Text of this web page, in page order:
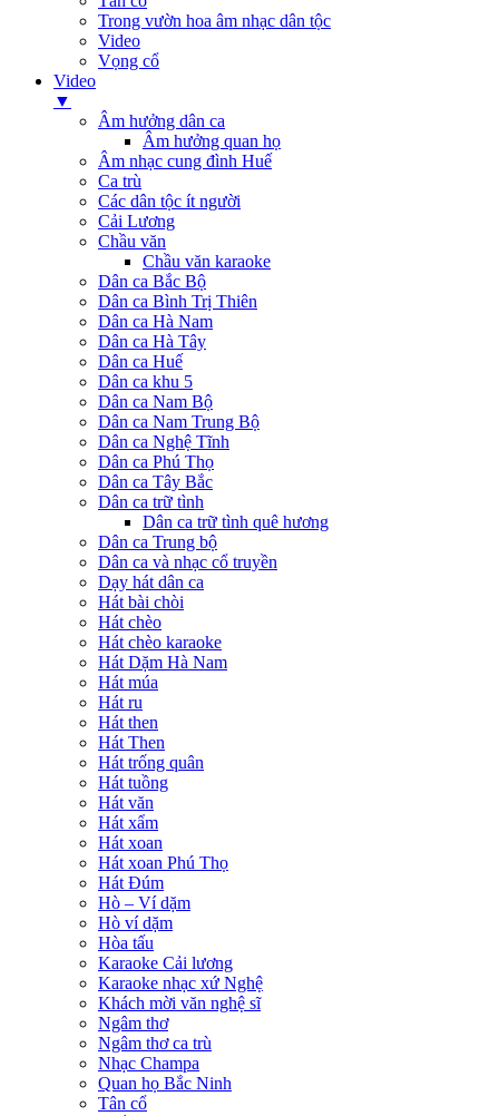
Trong vườn hoa âm nhạc dân tộc
Video
Vọng cổ
Video
▼
Âm hưởng dân ca
Âm hưởng quan họ
Âm nhạc cung đình Huế
Ca trù
Các dân tộc ít người
Cải Lương
Chầu văn
Chầu văn karaoke
Dân ca Bắc Bộ
Dân ca Bình Trị Thiên
Dân ca Hà Nam
Dân ca Hà Tây
Dân ca Huế
Dân ca khu 5
Dân ca Nam Bộ
Dân ca Nam Trung Bộ
Dân ca Nghệ Tĩnh
Dân ca Phú Thọ
Dân ca Tây Bắc
Dân ca trữ tình
Dân ca trữ tình quê hương
Dân ca Trung bộ
Dân ca và nhạc cổ truyền
Dạy hát dân ca
Hát bài chòi
Hát chèo
Hát chèo karaoke
Hát Dặm Hà Nam
Hát múa
Hát ru
Hát then
Hát Then
Hát trống quân
Hát tuồng
Hát văn
Hát xẩm
Hát xoan
Hát xoan Phú Thọ
Hát Đúm
Hò – Ví dặm
Hò ví dặm
Hòa tấu
Karaoke Cải lương
Karaoke nhạc xứ Nghệ
Khách mời văn nghệ sĩ
Ngâm thơ
Ngâm thơ ca trù
Nhạc Champa
Quan họ Bắc Ninh
Tân cổ